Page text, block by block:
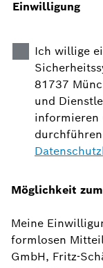
Einwilligung
Ich willige
81737
und
informieren
Möglichkeit
Meine
formlosen
GmbH, Fritz-